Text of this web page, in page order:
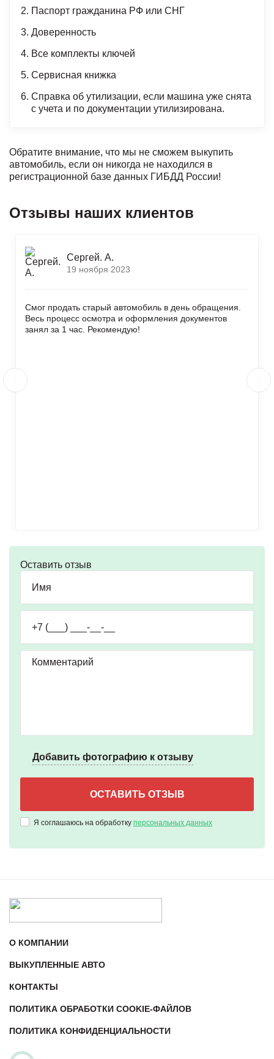
Паспорт гражданина РФ или СНГ
Доверенность
Все комплекты ключей
Сервисная книжка
Справка об утилизации, если машина уже снята
с учета и по документации утилизирована.
Обратите внимание, что мы не сможем выкупить
автомобиль, если он никогда не находился в
регистрационной базе данных ГИБДД России!
Отзывы наших клиентов
Сергей. А.
19 ноября 2023
Смог продать старый автомобиль в день обращения.
Весь процесс осмотра и оформления документов
занял за 1 час. Рекомендую!
Оставить отзыв
Добавить фотографию к отзыву
Я соглашаюсь на обработку персональных данных
О КОМПАНИИ
ВЫКУПЛЕННЫЕ АВТО
КОНТАКТЫ
ПОЛИТИКА ОБРАБОТКИ COOKIE-ФАЙЛОВ
ПОЛИТИКА КОНФИДЕНЦИАЛЬНОСТИ